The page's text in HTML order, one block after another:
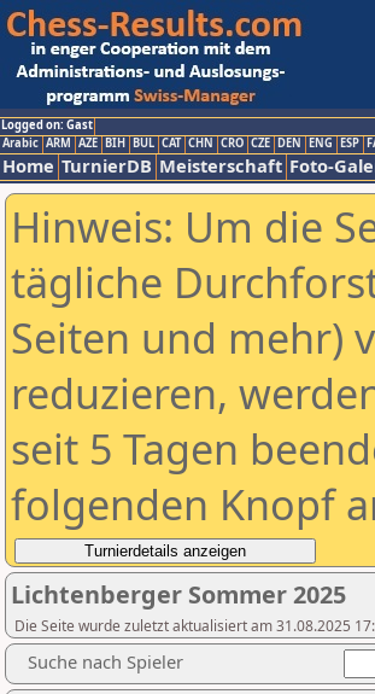
Logged on: Gast
Arabic ARM AZE BIH BUL CAT CHN CRO CZE DEN ENG ESP
Home TurnierDB Meisterschaft Foto-
Hinweis: Um die
tägliche
Seiten und mehr)
reduzieren,
seit 5 Tagen
folgenden Knopf
Lichtenberger Sommer 2025
Die Seite wurde zuletzt aktualisiert am 31.08.2025
Suche nach Spieler